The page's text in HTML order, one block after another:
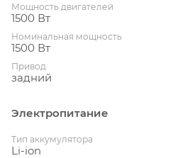
Мощность двигателей
1500 Вт
Номинальная мощность
1500 Вт
Привод
задний
Электропитание
Тип аккумулятора
Li-ion